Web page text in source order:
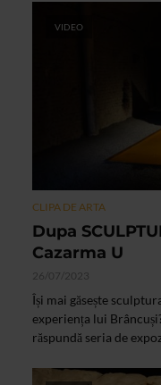
VIDEO
CLIPA DE ARTA
Dupa
Cazarma U
26/07/2023
Își mai găsește
experiența lui
răspundă seria de